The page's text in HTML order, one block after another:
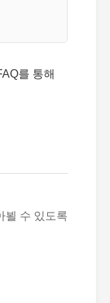
를 통해
뵐 수 있도록